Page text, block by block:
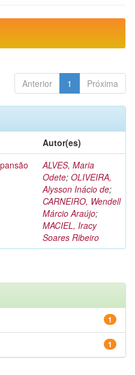
Anterior 1 Próxima
Autor(es)
ALVES, Maria
Odete; OLIVEIRA,
Alysson Inácio de;
CARNEIRO, Wendell
Márcio Araújo;
MACIEL, Iracy
Soares Ribeiro
1
1